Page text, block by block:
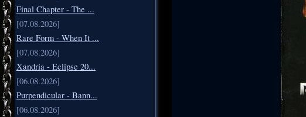
Final Chapter - The ...
[07.08.2026]
Rare Form - When It ...
[07.08.2026]
Xandria - Eclipse 20...
[06.08.2026]
Purpendicular - Bann...
[06.08.2026]